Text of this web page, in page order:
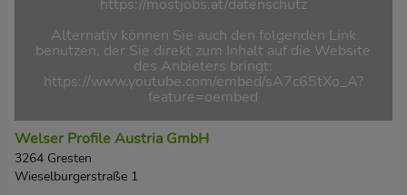
https://mostjobs.at/datenschutz
Alternativ können Sie auch den folgenden Link
benutzen, der Sie direkt zum Inhalt auf die Website
des Anbieters bringt:
https://www.youtube.com/embed/sA7c65tXo_A?
feature=oembed
Welser Profile Austria GmbH
3264 Gresten
Wieselburgerstraße 1